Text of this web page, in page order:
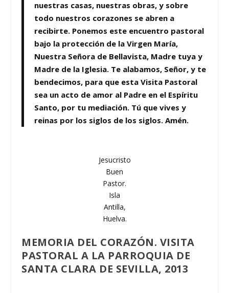
nuestras casas, nuestras obras, y sobre
todo nuestros corazones se abren a
recibirte. Ponemos este encuentro pastoral
bajo la protección de la Virgen María,
Nuestra Señora de Bellavista, Madre tuya y
Madre de la Iglesia. Te alabamos, Señor, y te
bendecimos, para que esta Visita Pastoral
sea un acto de amor al Padre en el Espíritu
Santo, por tu mediación. Tú que vives y
reinas por los siglos de los siglos. Amén.
Jesucristo
Buen
Pastor.
Isla
Antilla,
Huelva.
MEMORIA DEL CORAZÓN. VISITA
PASTORAL A LA PARROQUIA DE
SANTA CLARA DE SEVILLA, 2013